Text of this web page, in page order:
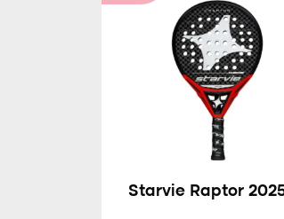
Starvie Raptor